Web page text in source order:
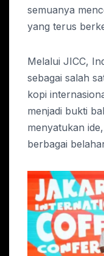
semuanya
yang terus
Melalui JICC,
sebagai salah
kopi
menjadi bukti
menyatukan
berbagai